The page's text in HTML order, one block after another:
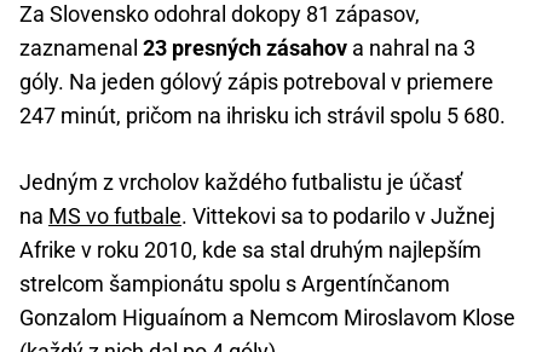
Za Slovensko odohral dokopy 81 zápasov,
zaznamenal 23 presných zásahov a nahral na 3
góly. Na jeden gólový zápis potreboval v priemere
247 minút, pričom na ihrisku ich strávil spolu 5 680.
Jedným z vrcholov každého futbalistu je účasť
na MS vo futbale. Vittekovi sa to podarilo v Južnej
Afrike v roku 2010, kde sa stal druhým najlepším
strelcom šampionátu spolu s Argentínčanom
Gonzalom Higuaínom a Nemcom Miroslavom Klose